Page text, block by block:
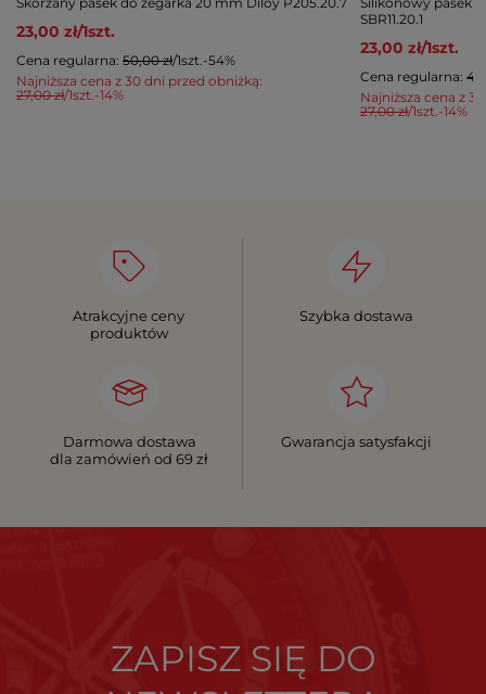
23,00 zł/1szt.
Najniższa cena z 30 dni przed obniżką:
27,00 zł/1szt.-14%
Cena regularna: 50,00 zł/1szt.-54%
SBR11.20.1
23,00 zł/1szt.
Najniższa cena z
27,00 zł/1szt.-14%
Cena regularna:
Atrakcyjne ceny
produktów
Szybka dostawa
Darmowa dostawa
dla zamówień od 69 zł
Gwarancja satysfakcji
ZAPISZ SIĘ DO